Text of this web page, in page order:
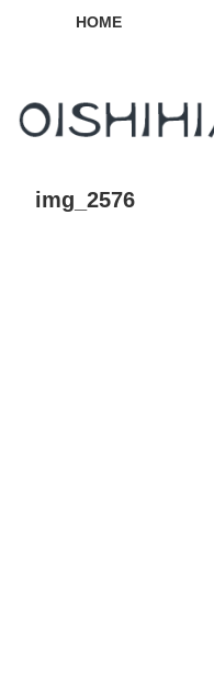
HOME
img_2576